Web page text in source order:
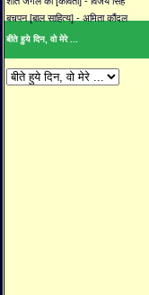
बचपन [बाल साहित्य] - अमिता कौंदल
बीते हुये दिन, वो मेरे ...